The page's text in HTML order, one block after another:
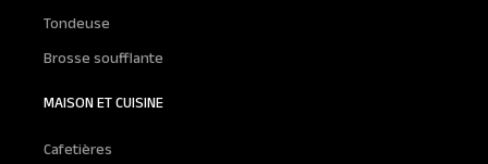
Tondeuse
Brosse soufflante
MAISON ET CUISINE
Cafetières